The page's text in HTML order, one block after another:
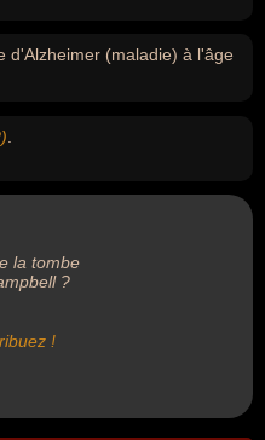
d'Alzheimer (maladie) à l'âge
la tombe
?
!